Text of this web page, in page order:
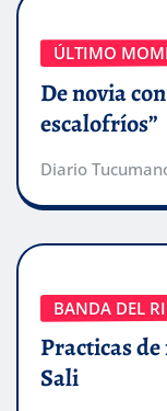
ÚLTIMO
De novia
escalofríos”
Diario
BANDA DEL
Practicas
Sali